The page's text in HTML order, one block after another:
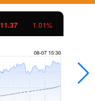
11.37 1.01%